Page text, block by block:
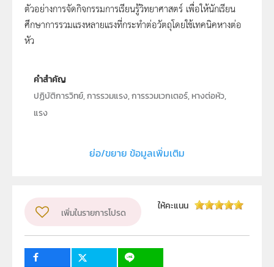
รวมแรงในระนาบเดียวกันได้อย่างไร
ตัวอย่างการจัดกิจกรรมการเรียนรู้วิทยาศาสตร์ เพื่อให้นักเรียน
ศึกษาการรวมแรงหลายแรงที่กระทำต่อวัตถุโดยใช้เทคนิคหางต่อ
หัว
คำสำคัญ
ปฏิบัติการวิทย์, การรวมแรง, การรวมเวกเตอร์, หางต่อหัว,
แรง
สาขาวิทยาศาสตร์ภาคบังคับ
วิชา
วิทยาศาสตร์ทั่วไป
ระดับชั้น
ย่อ/ขยาย ข้อมูลเพิ่มเติม
เพิ่มในรายการโปรด
ให้คะแนน